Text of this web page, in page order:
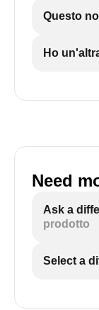
Questo
Ho
Need
Ask a
prodotto
Select a